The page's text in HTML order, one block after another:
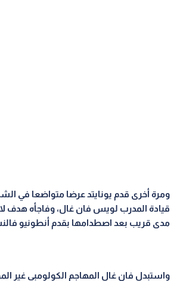
ومرة أخرى قدم يونايتد عرضا متواضعا في
قيادة المدرب لويس فان غال، وفاجأه هدف
مدى قريب بعد اصطدامها بقدم أنطونيو
واستبدل فان غال المهاجم الكولومبي غير